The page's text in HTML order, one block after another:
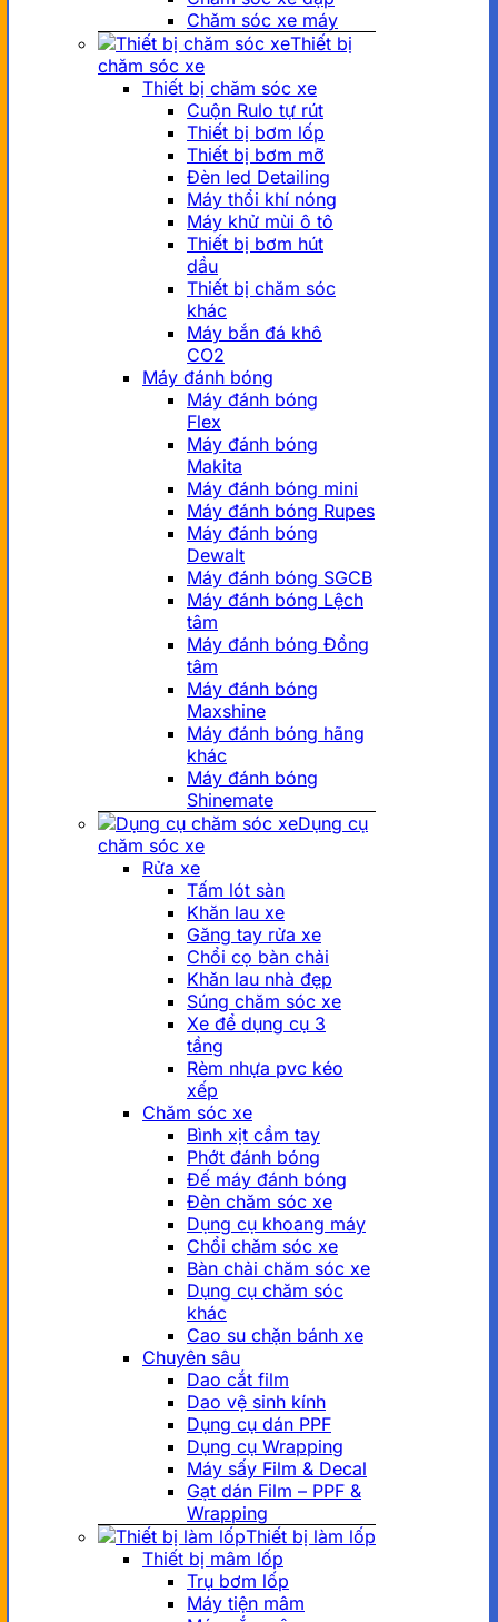
Chăm sóc xe máy
Thiết bị
chăm sóc xe
Thiết bị chăm sóc xe
Cuộn Rulo tự rút
Thiết bị bơm lốp
Thiết bị bơm mỡ
Đèn led Detailing
Máy thổi khí nóng
Máy khử mùi ô tô
Thiết bị bơm hút
dầu
Thiết bị chăm sóc
khác
Máy bắn đá khô
CO2
Máy đánh bóng
Máy đánh bóng
Flex
Máy đánh bóng
Makita
Máy đánh bóng mini
Máy đánh bóng Rupes
Máy đánh bóng
Dewalt
Máy đánh bóng SGCB
Máy đánh bóng Lệch
tâm
Máy đánh bóng Đồng
tâm
Máy đánh bóng
Maxshine
Máy đánh bóng hãng
khác
Máy đánh bóng
Shinemate
Dụng cụ
chăm sóc xe
Rửa xe
Tấm lót sàn
Khăn lau xe
Găng tay rửa xe
Chổi cọ bàn chải
Khăn lau nhà đẹp
Súng chăm sóc xe
Xe để dụng cụ 3
tầng
Rèm nhựa pvc kéo
xếp
Chăm sóc xe
Bình xịt cầm tay
Phớt đánh bóng
Đế máy đánh bóng
Đèn chăm sóc xe
Dụng cụ khoang máy
Chổi chăm sóc xe
Bàn chải chăm sóc xe
Dụng cụ chăm sóc
khác
Cao su chặn bánh xe
Chuyên sâu
Dao cắt film
Dao vệ sinh kính
Dụng cụ dán PPF
Dụng cụ Wrapping
Máy sấy Film & Decal
Gạt dán Film – PPF &
Wrapping
Thiết bị làm lốp
Thiết bị mâm lốp
Trụ bơm lốp
Máy tiện mâm